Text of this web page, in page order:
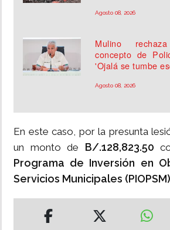
Agosto 08, 2026
Mulino
concepto de
'Ojalá se tumbe
Agosto 08, 2026
En este caso, por la presunta
un monto de B/.128,823.50
Programa de Inversión en
Servicios Municipales (PIOPSM)